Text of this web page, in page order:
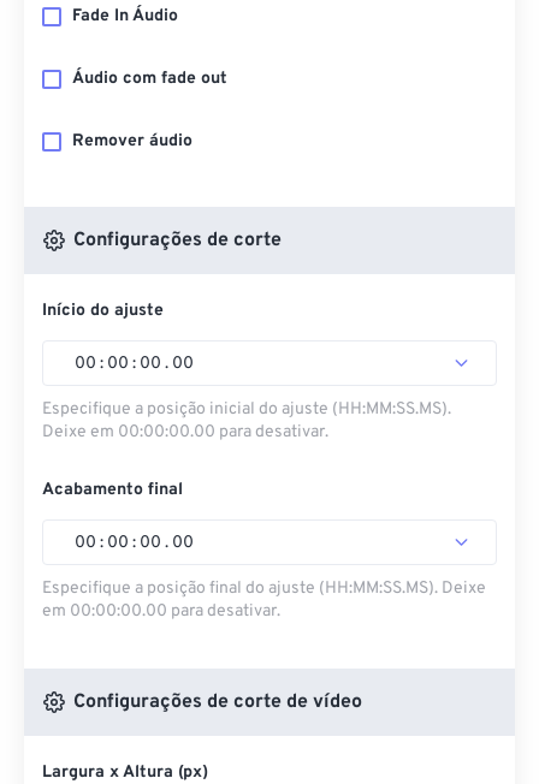
Fade In Áudio
Áudio com fade out
Remover áudio
Configurações de corte
Início do ajuste
00 : 00 : 00 . 00
Especifique a posição inicial do ajuste (HH:MM:SS.MS).
Deixe em 00:00:00.00 para desativar.
Acabamento final
00 : 00 : 00 . 00
Especifique a posição final do ajuste (HH:MM:SS.MS). Deixe
em 00:00:00.00 para desativar.
Configurações de corte de vídeo
Largura x Altura (px)